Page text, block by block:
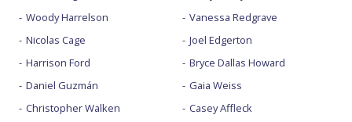
Woody Harrelson
Nicolas Cage
Harrison Ford
Daniel Guzmán
Christopher Walken
Vanessa Redgrave
Joel Edgerton
Bryce Dallas Howard
Gaia Weiss
Casey Affleck